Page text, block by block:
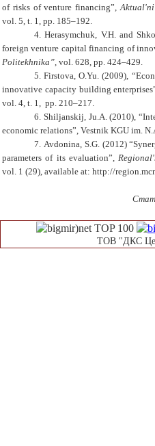
of risks of venture financing”,
vol. 5, t. 1, pp. 185–192.
4. Herasymchuk, V.H. and
foreign venture capital financing of
Politekhnika”, vol. 628, pp. 424–429.
5. Firstova, O.Yu. (2009),
innovative capacity building
vol. 4, t. 1, pp. 210–217.
6. Shiljanskij,Ju.A. (2010),
economic relations”, Vestnik KGU im.
7. Avdonina, S.G.(2012)
parameters of its evaluation”,
vol. 1 (29), available at: http://region.mc
ТОВ "ДКС